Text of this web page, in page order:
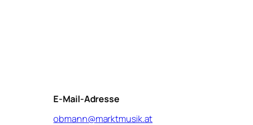
E-Mail-Adresse
obmann@marktmusik.at